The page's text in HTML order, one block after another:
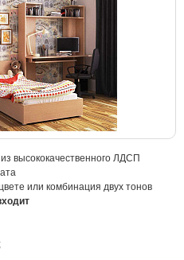
высококачественного ЛДСП
или комбинация двух тонов